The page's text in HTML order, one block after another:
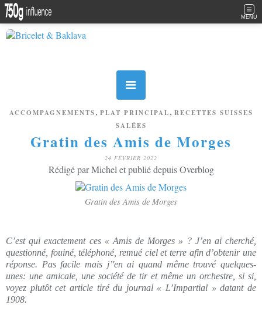
MENU
ACCOMPAGNEMENTS, PLAT PRINCIPAL, RECETTES SUISSES
SALÉES
Gratin des Amis de Morges
24 FÉVRIER 2022
Rédigé par Michel et publié depuis Overblog
Gratin des Amis de Morges
C’est qui exactement ces « Amis de Morges » ? J’en ai cherché,
questionné, fouiné, téléphoné, remué ciel et terre afin d’obtenir une
réponse. Pas facile mais j’'en ai quand même trouvé quelques-
unes: une amicale, une société de tir et même un orchestre, si si,
voyez plutôt cet article tiré du journal « L’Impartial » datant de
1908.